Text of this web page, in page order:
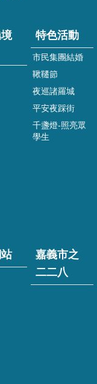
特色活動
市民集團結婚
鞦韆節
夜巡諸羅城
平安夜踩街
千盞燈-照亮眾
學生
嘉義市之
二二八